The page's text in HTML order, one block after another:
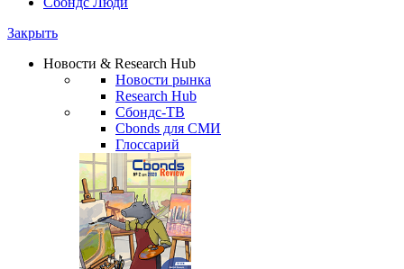
Закрыть
Новости & Research Hub
Новости рынка
Research Hub
Сбондс-ТВ
Cbonds для СМИ
Глоссарий